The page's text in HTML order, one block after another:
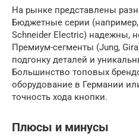
На рынке представлены
Бюджетные серии
Schneider Electric) надежны,
Премиум-сегменты (Jung,
подгонку деталей и
Большинство топовых
оборудование в Германии
точность хода кнопки.
Плюсы и минусы